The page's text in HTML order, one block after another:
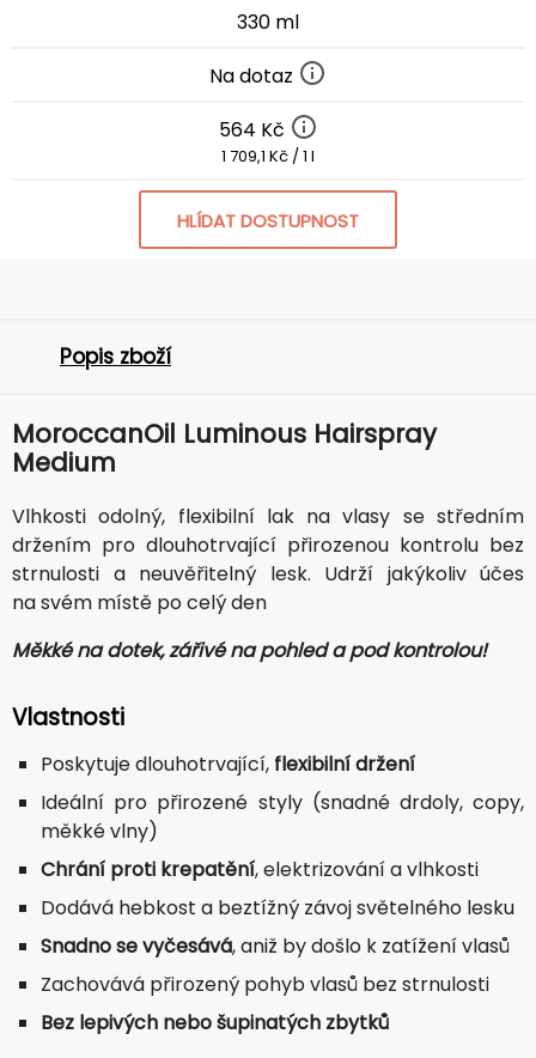
330 ml
Na dotaz
564 Kč
1 709,1 Kč / 1 l
HLÍDAT DOSTUPNOST
Popis zboží
MoroccanOil Luminous Hairspray
Medium
Vlhkosti odolný, flexibilní lak na vlasy se středním
držením pro dlouhotrvající přirozenou kontrolu bez
strnulosti a neuvěřitelný lesk. Udrží jakýkoliv účes
na svém místě po celý den
Měkké na dotek, zářivé na pohled a pod kontrolou!
Vlastnosti
Poskytuje dlouhotrvající, flexibilní držení
Ideální pro přirozené styly (snadné drdoly, copy,
měkké vlny)
Chrání proti krepatění, elektrizování a vlhkosti
Dodává hebkost a beztížný závoj světelného lesku
Snadno se vyčesává, aniž by došlo k zatížení vlasů
Zachovává přirozený pohyb vlasů bez strnulosti
Bez lepivých nebo šupinatých zbytků